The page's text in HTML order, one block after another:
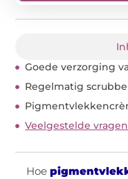
Goede verzorging
Regelmatig
Veelgestelde vragen
Hoe